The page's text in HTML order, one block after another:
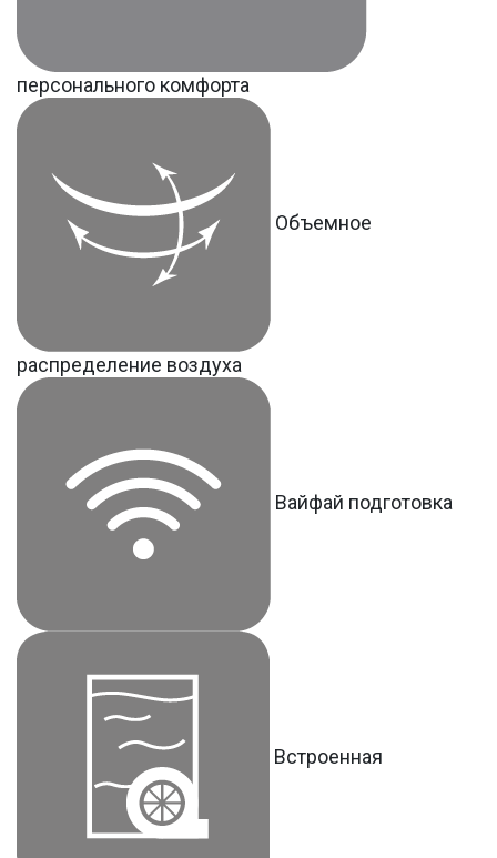
персонального комфорта
Объемное
распределение воздуха
Вайфай подготовка
Встроенная